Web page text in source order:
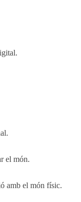
el món.
amb el món físic.